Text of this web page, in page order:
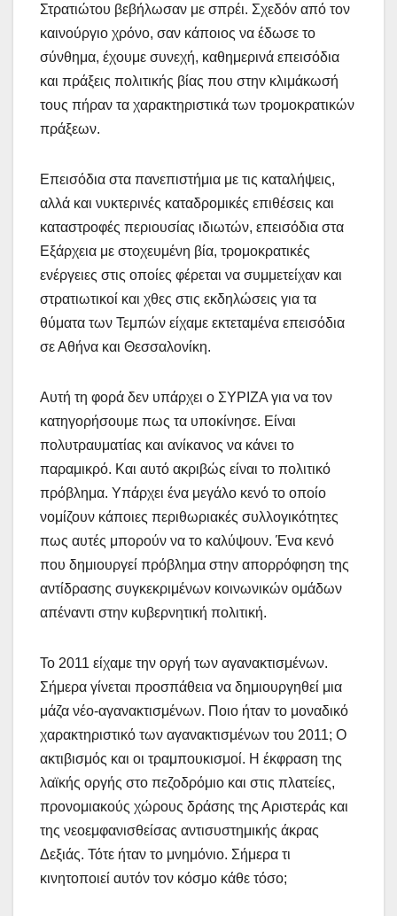
Στρατιώτου βεβήλωσαν με σπρέι. Σχεδόν από τον
καινούργιο χρόνο, σαν κάποιος να έδωσε το
σύνθημα, έχουμε συνεχή, καθημερινά επεισόδια
και πράξεις πολιτικής βίας που στην κλιμάκωσή
τους πήραν τα χαρακτηριστικά των τρομοκρατικών
πράξεων.
Επεισόδια στα πανεπιστήμια με τις καταλήψεις,
αλλά και νυκτερινές καταδρομικές επιθέσεις και
καταστροφές περιουσίας ιδιωτών, επεισόδια στα
Εξάρχεια με στοχευμένη βία, τρομοκρατικές
ενέργειες στις οποίες φέρεται να συμμετείχαν και
στρατιωτικοί και χθες στις εκδηλώσεις για τα
θύματα των Τεμπών είχαμε εκτεταμένα επεισόδια
σε Αθήνα και Θεσσαλονίκη.
Αυτή τη φορά δεν υπάρχει ο ΣΥΡΙΖΑ για να τον
κατηγορήσουμε πως τα υποκίνησε. Είναι
πολυτραυματίας και ανίκανος να κάνει το
παραμικρό. Και αυτό ακριβώς είναι το πολιτικό
πρόβλημα. Υπάρχει ένα μεγάλο κενό το οποίο
νομίζουν κάποιες περιθωριακές συλλογικότητες
πως αυτές μπορούν να το καλύψουν. Ένα κενό
που δημιουργεί πρόβλημα στην απορρόφηση της
αντίδρασης συγκεκριμένων κοινωνικών ομάδων
απέναντι στην κυβερνητική πολιτική.
Το 2011 είχαμε την οργή των αγανακτισμένων.
Σήμερα γίνεται προσπάθεια να δημιουργηθεί μια
μάζα νέο-αγανακτισμένων. Ποιο ήταν το μοναδικό
χαρακτηριστικό των αγανακτισμένων του 2011; Ο
ακτιβισμός και οι τραμπουκισμοί. Η έκφραση της
λαϊκής οργής στο πεζοδρόμιο και στις πλατείες,
προνομιακούς χώρους δράσης της Αριστεράς και
της νεοεμφανισθείσας αντισυστημικής άκρας
Δεξιάς. Τότε ήταν το μνημόνιο. Σήμερα τι
κινητοποιεί αυτόν τον κόσμο κάθε τόσο;